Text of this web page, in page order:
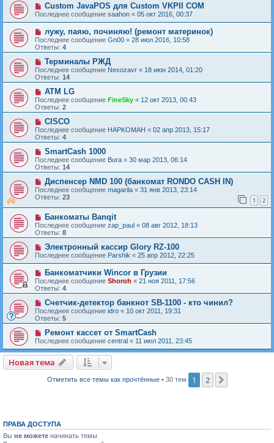
Custom JavaPOS для Custom VKPII COM
Последнее сообщение saahon « 05 окт 2016, 00:37
лужу, паяю, починяю! (ремонт материнок)
Последнее сообщение Gn00 « 28 июл 2016, 10:58
Ответы: 4
Терминалы РЖД
Последнее сообщение Nexozavr « 18 июн 2014, 01:20
Ответы: 14
АТМ LG
Последнее сообщение FineSky « 12 окт 2013, 00:43
Ответы: 2
CISCO
Последнее сообщение HAPKOMAH « 02 апр 2013, 15:17
Ответы: 4
SmartCash 1000
Последнее сообщение Bura « 30 мар 2013, 06:14
Ответы: 14
Диспенсер NMD 100 (банкомат RONDO CASH IN)
Последнее сообщение magarila « 31 янв 2013, 23:14
Ответы: 23 1 2
Банкоматы Banqit
Последнее сообщение zap_paul « 08 авг 2012, 18:13
Ответы: 8
Электронный кассир Glory RZ-100
Последнее сообщение Parshik « 25 апр 2012, 22:25
Банкоматчики Wincor в Грузии
Последнее сообщение Shoroh « 21 ноя 2011, 17:56
Ответы: 4
Счетчик-детектор банкнот SB-1100 - кто чинил?
Последнее сообщение idro « 10 окт 2011, 19:31
Ответы: 5
Ремонт кассет от SmartCash
Последнее сообщение central « 11 июл 2011, 23:45
Новая тема
Новаятема
Отметить все темы как прочтённые• 30 тем 1 2
ПРАВА ДОСТУПА
Вы не можете начинать темы